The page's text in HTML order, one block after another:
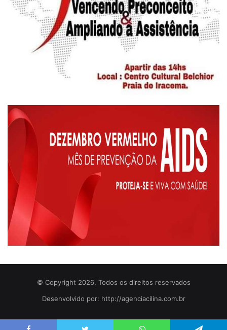
© Copyright 2026, Todos os direitos reservados
Desenvolvido por: http://agenciacilina.com.br